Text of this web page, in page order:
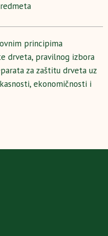
principima
drveta, pravilnog izbora
za zaštitu drveta uz
ekonomičnosti i